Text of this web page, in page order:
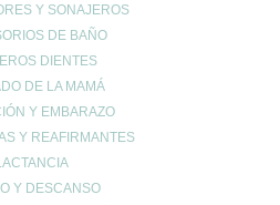
Y SONAJEROS
DE BAÑO
DIENTES
DE LA MAMÁ
Y EMBARAZO
Y REAFIRMANTES
Y DESCANSO